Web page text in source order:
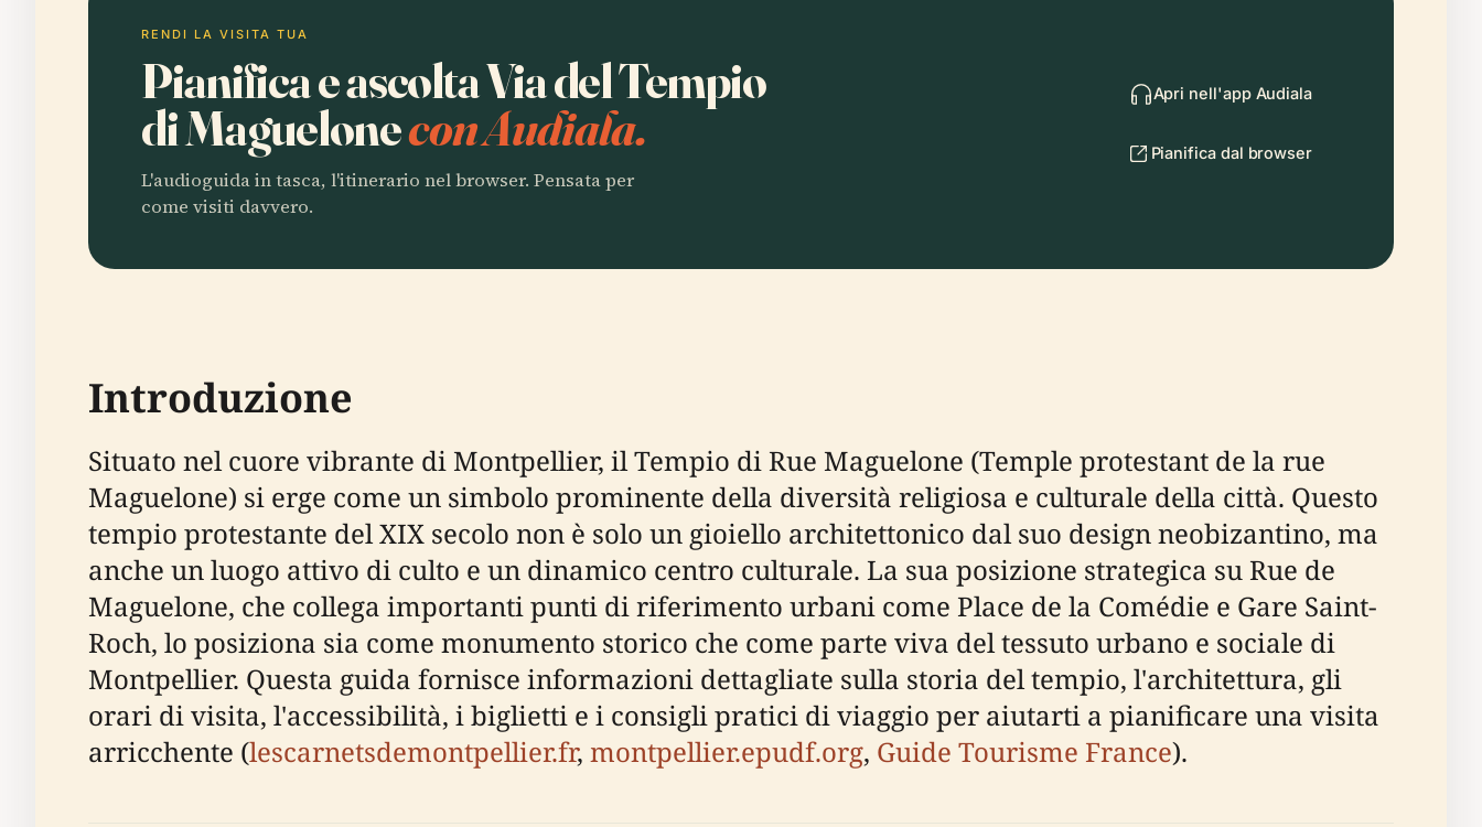
RENDI LA VISITA TUA
Pianifica e ascolta Via del Tempio
di Maguelonecon Audiala.
L'audioguida in tasca, l'itinerario nel browser. Pensata per
come visiti davvero.
Apri nell'app Audiala
Pianifica dal browser
Introduzione
Situato nel cuore vibrante di Montpellier, il Tempio di Rue Maguelone (Temple protestant de la rue
Maguelone) si erge come un simbolo prominente della diversità religiosa e culturale della città. Questo
tempio protestante del XIX secolo non è solo un gioiello architettonico dal suo design neobizantino, ma
anche un luogo attivo di culto e un dinamico centro culturale. La sua posizione strategica su Rue de
Maguelone, che collega importanti punti di riferimento urbani come Place de la Comédie e Gare Saint-
Roch, lo posiziona sia come monumento storico che come parte viva del tessuto urbano e sociale di
Montpellier. Questa guida fornisce informazioni dettagliate sulla storia del tempio, l'architettura, gli
orari di visita, l'accessibilità, i biglietti e i consigli pratici di viaggio per aiutarti a pianificare una visita
arricchente (lescarnetsdemontpellier.fr, montpellier.epudf.org, Guide Tourisme France).